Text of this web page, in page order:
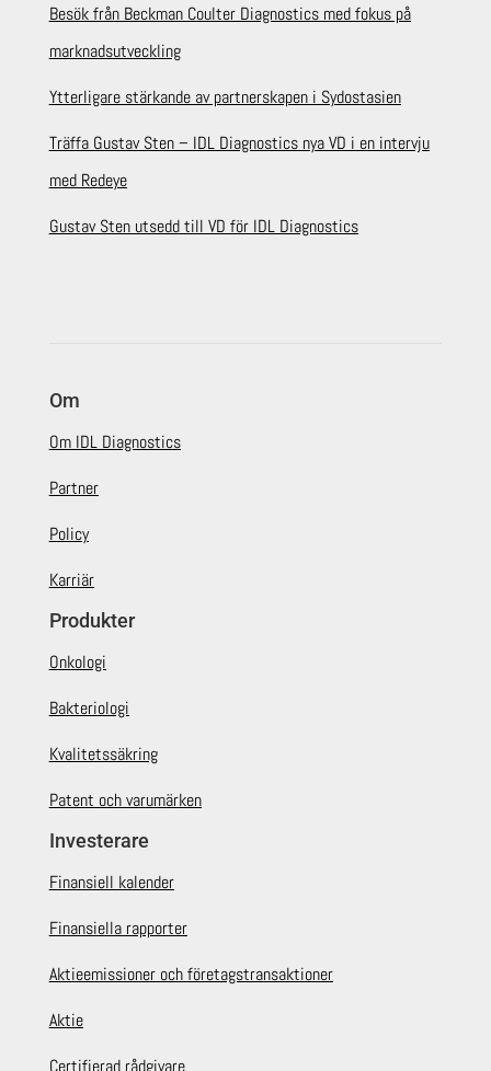
Besök från Beckman Coulter Diagnostics med fokus på
marknadsutveckling
Ytterligare stärkande av partnerskapen i Sydostasien
Träffa Gustav Sten – IDL Diagnostics nya VD i en intervju
med Redeye
Gustav Sten utsedd till VD för IDL Diagnostics
Om
Om IDL Diagnostics
Partner
Policy
Karriär
Produkter
Onkologi
Bakteriologi
Kvalitetssäkring
Patent och varumärken
Investerare
Finansiell kalender
Finansiella rapporter
Aktieemissioner och företagstransaktioner
Aktie
Certifierad rådgivare